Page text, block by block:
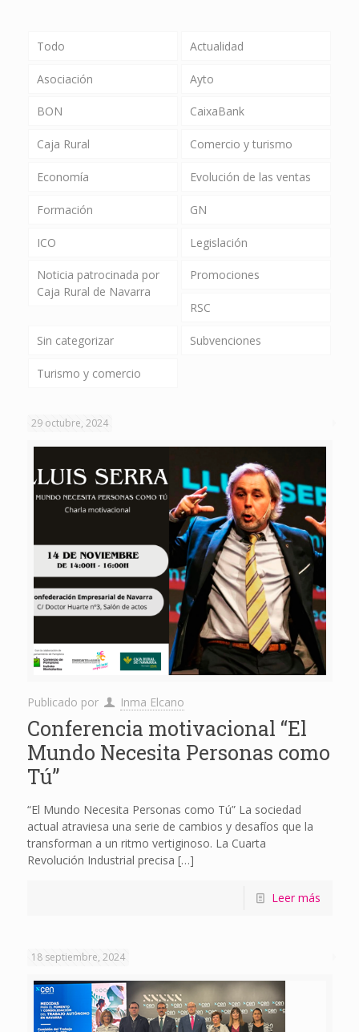
Todo Actualidad
Asociación Ayto
BON CaixaBank
Caja Rural Comercio y turismo
Economía Evolución de las ventas
Formación GN
ICO Legislación
Noticia patrocinada por
Caja Rural de Navarra
Promociones
RSC
Sin categorizar Subvenciones
Turismo y comercio
29 octubre, 2024
Publicado por Inma Elcano
Conferencia motivacional “El
Mundo Necesita Personas como
Tú”
“El Mundo Necesita Personas como Tú” La sociedad
actual atraviesa una serie de cambios y desafíos que la
transforman a un ritmo vertiginoso. La Cuarta
Revolución Industrial precisa […]
Leer más
18 septiembre, 2024